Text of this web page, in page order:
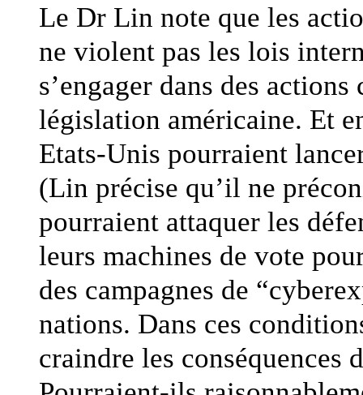
Le Dr Lin note que les
ne violent pas les lois
s’engager dans des
législation américaine. Et
Etats-Unis pourraient
(Lin précise qu’il ne
pourraient attaquer les
leurs machines de vote
des campagnes de
nations. Dans ces
craindre les conséquences